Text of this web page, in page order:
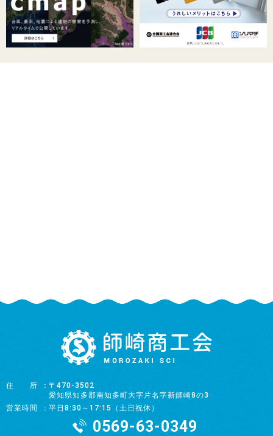
住所
〒470-3502
愛知県知多郡南知多町大字片名字新師崎8の3
営業時間
平日8:30～17:15（土日祝休）
0569-63-0349